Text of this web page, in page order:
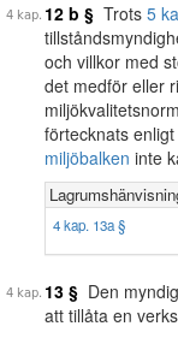
12 b § Trots 5
och villkor med
det medför eller
förtecknats enligt
miljöbalken inte
4 kap. 13a §
13 § Den
att tillåta en